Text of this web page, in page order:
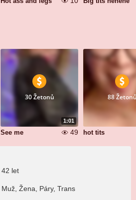
1:01
30 Žetonů
See me 49
88
hot tits
42 let
Muž, Žena, Páry, Trans